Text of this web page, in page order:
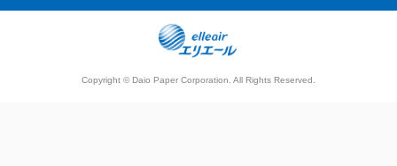
Copyright © Daio Paper Corporation. All Rights Reserved.